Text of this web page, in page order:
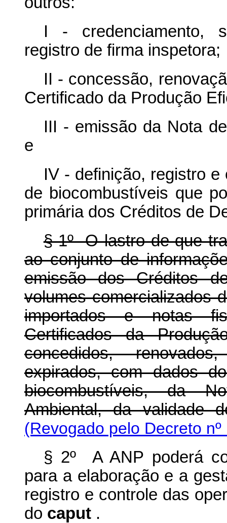
I - credenciamento,
registro de firma inspetora;
II - concessão,
Certificado da Produção
III - emissão da Nota
e
IV - definição, registro
de biocombustíveis que
primária dos Créditos de
§ 1º O lastro de que
ao conjunto de
emissão dos Créditos
volumes comercializados
importados e notas
Certificados da
concedidos,
expirados, com dados
biocombustíveis, da
Ambiental, da
(Revogado pelo Decreto
§ 2º A ANP poderá
para a elaboração e a
registro e controle das
do caput .